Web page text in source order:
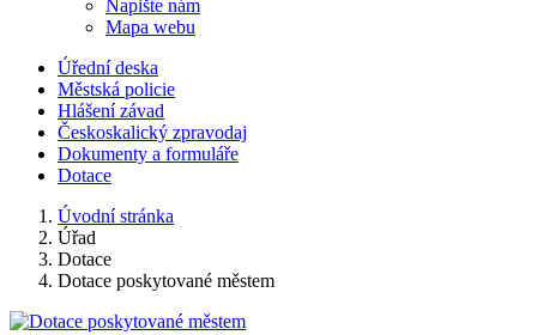
Napište nám
Mapa webu
Úřední deska
Městská policie
Hlášení závad
Českoskalický zpravodaj
Dokumenty a formuláře
Dotace
Úvodní stránka
Úřad
Dotace
Dotace poskytované městem